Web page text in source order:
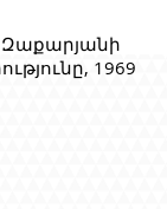
Զաքարյանի
1969